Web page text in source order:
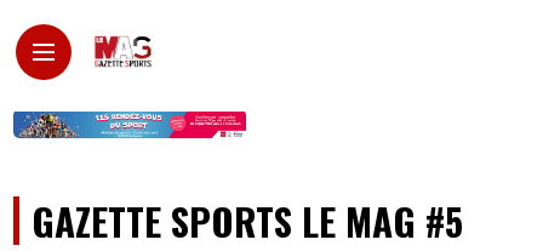
GAZETTE SPORTS LE MAG #5